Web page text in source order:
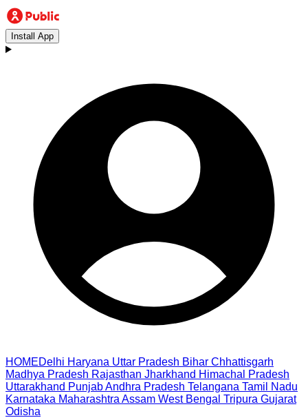
Install App
HOMEDelhi Haryana Uttar Pradesh Bihar Chhattisgarh
Madhya Pradesh Rajasthan Jharkhand Himachal Pradesh
Uttarakhand PunjabAndhra Pradesh Telangana Tamil Nadu
Karnataka Maharashtra Assam West Bengal Tripura Gujarat
Odisha